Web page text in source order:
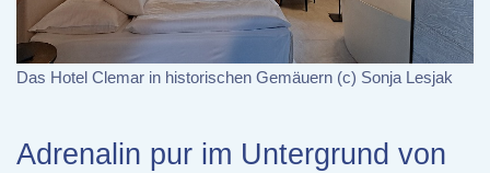
Das Hotel Clemar in historischen Gemäuern (c) Sonja Lesjak
Adrenalin pur im Untergrund von